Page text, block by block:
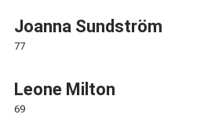
Joanna Sundström
77
Leone Milton
69